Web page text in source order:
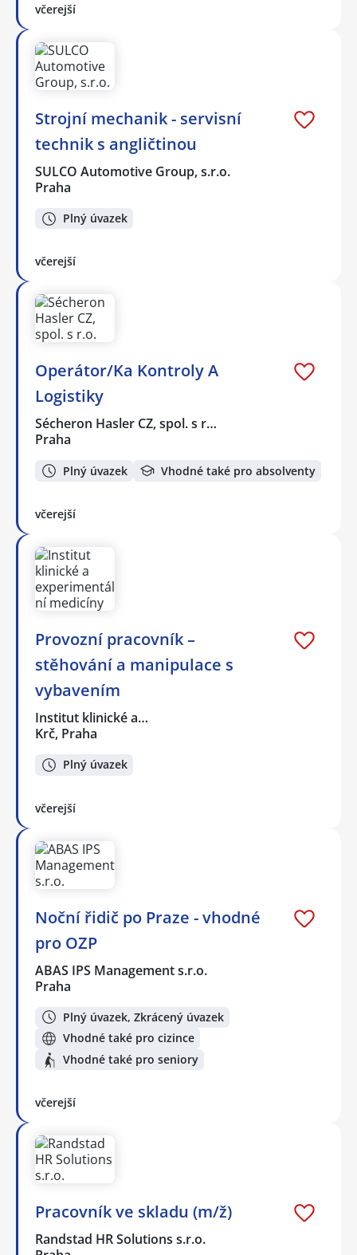
včerejší
Strojní mechanik - servisní
technik s angličtinou
SULCO Automotive Group, s.r.o.
Praha
Plný úvazek
včerejší
Operátor/Ka Kontroly A
Logistiky
Sécheron Hasler CZ, spol. s r…
Praha
Plný úvazek Vhodné také pro absolventy
včerejší
Provozní pracovník –
stěhování a manipulace s
vybavením
Institut klinické a…
Krč, Praha
Plný úvazek
včerejší
Noční řidič po Praze - vhodné
pro OZP
ABAS IPS Management s.r.o.
Praha
Plný úvazek, Zkrácený úvazek
Vhodné také pro cizince
Vhodné také pro seniory
včerejší
Pracovník ve skladu (m/ž)
Randstad HR Solutions s.r.o.